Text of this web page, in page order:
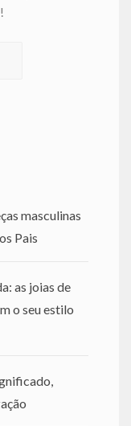
masculinas
Pais
as joias de
o seu estilo